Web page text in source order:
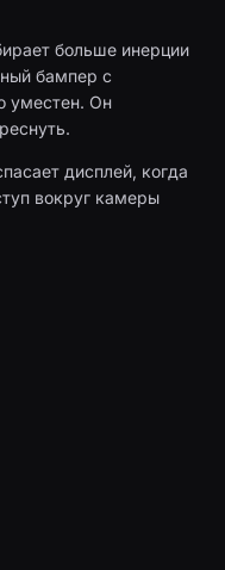
больше инерции
бампер с
уместен. Он
дисплей, когда
вокруг камеры